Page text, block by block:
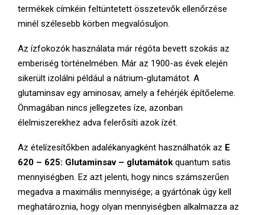
N
U
termékek címkéin feltüntetett összetevők ellenőrzése
minél szélesebb körben megvalósuljon.
Az ízfokozók használata már régóta bevett szokás az
emberiség történelmében. Már az 1900-as évek elején
sikerült izolálni például a nátrium-glutamátot. A
glutaminsav egy aminosav, amely a fehérjék építőeleme.
Önmagában nincs jellegzetes íze, azonban
élelmiszerekhez adva felerősíti azok ízét.
Az ételízesítőkben adalékanyagként használhatók az E
620 – 625: Glutaminsav – glutamátok quantum satis
mennyiségben. Ez azt jelenti, hogy nincs számszerűen
megadva a maximális mennyisége; a gyártónak úgy kell
meghatároznia, hogy olyan mennyiségben alkalmazza az